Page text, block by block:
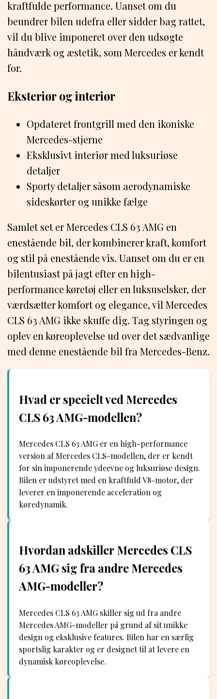
kraftfulde performance. Uanset om du
beundrer bilen udefra eller sidder bag rattet,
vil du blive imponeret over den udsøgte
håndværk og æstetik, som Mercedes er kendt
for.
Eksteriør og interiør
Opdateret frontgrill med den ikoniske
Mercedes-stjerne
Eksklusivt interiør med luksuriøse
detaljer
Sporty detaljer såsom aerodynamiske
sideskørter og unikke fælge
Samlet set er Mercedes CLS 63 AMG en
enestående bil, der kombinerer kraft, komfort
og stil på enestående vis. Uanset om du er en
bilentusiast på jagt efter en high-
performance køretøj eller en luksuselsker, der
værdsætter komfort og elegance, vil Mercedes
CLS 63 AMG ikke skuffe dig. Tag styringen og
oplev en køreoplevelse ud over det sædvanlige
med denne enestående bil fra Mercedes-Benz.
Hvad er specielt ved Mercedes
CLS 63 AMG-modellen?
Mercedes CLS 63 AMG er en high-performance
version af Mercedes CLS-modellen, der er kendt
for sin imponerende ydeevne og luksuriøse design.
Bilen er udstyret med en kraftfuld V8-motor, der
leverer en imponerende acceleration og
køredynamik.
Hvordan adskiller Mercedes CLS
63 AMG sig fra andre Mercedes
AMG-modeller?
Mercedes CLS 63 AMG skiller sig ud fra andre
Mercedes AMG-modeller på grund af sit unikke
design og eksklusive features. Bilen har en særlig
sportslig karakter og er designet til at levere en
dynamisk køreoplevelse.